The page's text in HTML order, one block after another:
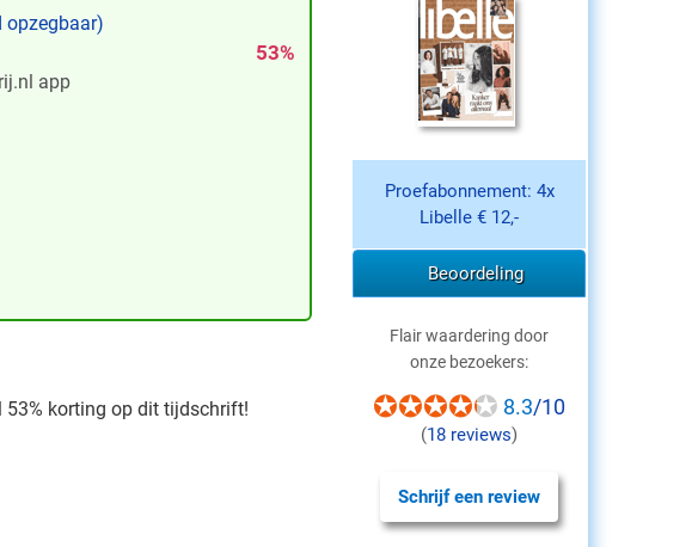
opzegbaar)
53%
app
53% korting op dit tijdschrift!
Proefabonnement: 4x
Libelle € 12,-
Beoordeling
Flair waardering door
onze bezoekers:
8.3/10
(18 reviews)
Schrijf een review